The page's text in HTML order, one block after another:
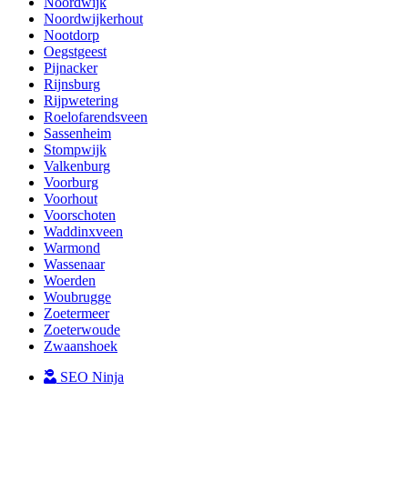
Noordwijkerhout
Nootdorp
Oegstgeest
Pijnacker
Rijnsburg
Rijpwetering
Roelofarendsveen
Sassenheim
Stompwijk
Valkenburg
Voorburg
Voorhout
Voorschoten
Waddinxveen
Warmond
Wassenaar
Woerden
Woubrugge
Zoetermeer
Zoeterwoude
Zwaanshoek
SEO Ninja